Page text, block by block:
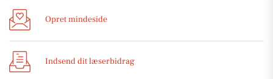
Opret mindeside
Indsend dit læserbidrag